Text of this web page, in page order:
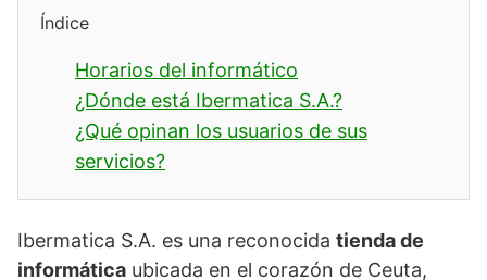
Índice
Horarios del informático
¿Dónde está Ibermatica S.A.?
¿Qué opinan los usuarios de sus
servicios?
Ibermatica S.A. es una reconocida tienda de
informática ubicada en el corazón de Ceuta,